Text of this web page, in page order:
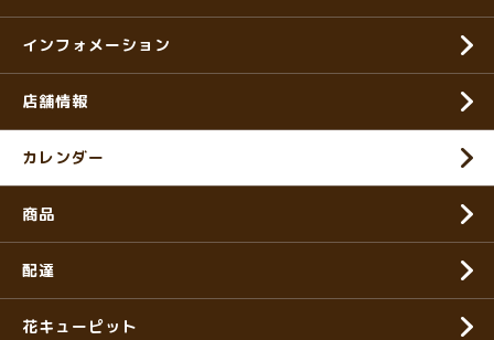
インフォメーション
店舗情報
カレンダー
商品
配達
花キューピット